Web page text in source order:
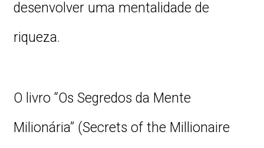
desenvolver uma mentalidade de
riqueza.
O livro “Os Segredos da Mente
Milionária” (Secrets of the Millionaire